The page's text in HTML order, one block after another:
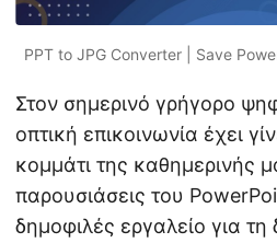
PPT to JPG Converter | Save
Στον σημερινό γρήγορο
οπτική επικοινωνία έχει
κομμάτι της καθημερινής
παρουσιάσεις του
δημοφιλές εργαλείο για τη